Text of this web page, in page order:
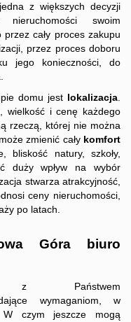
Kredyt
z większych decyzji
swoim
cały proces zakupu
przez proces doboru
jego konieczności, do
domu jest lokalizacja
wielkość i cenę każdego
rzeczą, której nie można
zmienić cały komfort
bliskość natury, szkoły,
duży wpływ na wybór
stwarza atrakcyjność,
ceny nieruchomości,
po latach.
Góra biuro
z Państwem
wymaganiom, w
W czym jeszcze mogą